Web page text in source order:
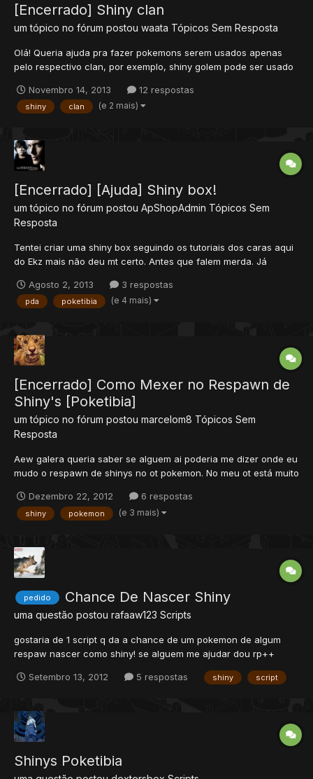
[Encerrado] Shiny clan
um tópico no fórum postou waata Tópicos Sem Resposta
Olá! Queria ajuda pra fazer pokemons serem usados apenas
pelo respectivo clan, por exemplo, shiny golem pode ser usado
orebound rank5. Não faço ideia por onde começar, se alguem
puder ajudar e precisar de qualquer coisa basta pedir!...
Novembro 14, 2013 12 respostas
shiny clan (e 2 mais)
[Encerrado] [Ajuda] Shiny box!
um tópico no fórum postou ApShopAdmin Tópicos Sem
Resposta
Tentei criar uma shiny box seguindo os tutoriais dos caras aqui
do Ekz mais não deu mt certo. Antes que falem merda. Já
Script: Erro: Alem de que, isso ferra todo o Script porque nem
uma box abre ;S Agradeço D...
Agosto 2, 2013 3 respostas
pda poketibia (e 4 mais)
[Encerrado] Como Mexer no Respawn de
Shiny's [Poketibia]
um tópico no fórum postou marcelom8 Tópicos Sem
Resposta
Aew galera queria saber se alguem ai poderia me dizer onde eu
mudo o respawn de shinys no ot pokemon. No meu ot está muito
Dezembro 22, 2012
6 respostas
shiny pokemon (e 3 mais)
pedido Chance De Nascer Shiny
uma questão postou rafaaw123 Scripts
gostaria de 1 script q da a chance de um pokemon de algum
respaw nascer como shiny! se alguem me ajudar dou rp++
Setembro 13, 2012 5 respostas shiny script
Shinys Poketibia